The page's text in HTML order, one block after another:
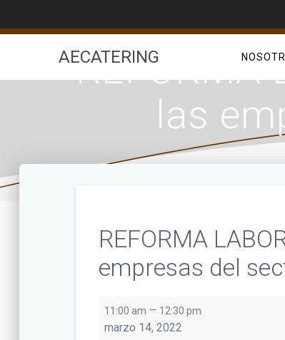
AECATERING
REFORMA
las
REFORMA
empresas del
REFORMA
LABORAL:
11:00 am – 12:30 pm
marzo 14, 2022